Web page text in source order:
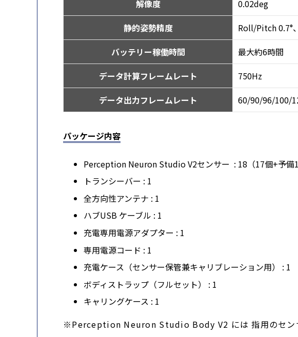
解像度
0.02deg
静的姿勢精度
Roll/Pitch 0.7°
バッテリー稼働時間
最大約6時間
データ計算フレームレート
750Hz
データ出力フレームレート
60/90/96/100/
パッケージ内容
Perception Neuron Studio V2センサー : 18（17個+予備1
トランシーバー : 1
全方向性アンテナ : 1
ハブUSB ケーブル : 1
充電専用電源アダプター : 1
専用電源コード : 1
充電ケース（センサー保管兼キャリブレーション用） : 1
ボディストラップ（フルセット） : 1
キャリングケース : 1
※Perception Neuron Studio Body V2 には 指用のセン